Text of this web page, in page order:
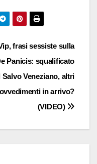
frasi sessiste sulla
Panicis: squalificato
Salvo Veneziano, altri
in arrivo?
(VIDEO)